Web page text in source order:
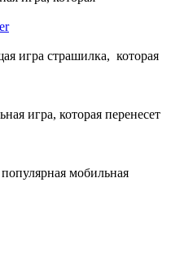
игра страшилка, которая
игра, которая перенесет
мобильная